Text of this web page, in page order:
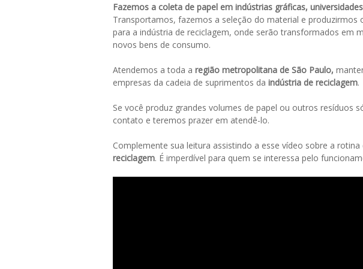
Fazemos a coleta de papel em indústrias gráficas,
Transportamos, fazemos a seleção do material e produzirmos
para a indústria de reciclagem, onde serão transformados em
novos bens de consumo.
Atendemos a toda a região metropolitana de São Paulo,
empresas da cadeia de suprimentos da indústria de reciclagem.
Se você produz grandes volumes de papel ou outros resíduos
contato e teremos prazer em atendê-lo.
Complemente sua leitura assistindo a esse vídeo sobre a rotina
reciclagem. É imperdível para quem se interessa pelo